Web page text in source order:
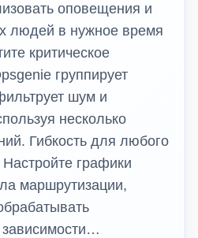
оповещения и
людей в нужное время
критическое
группирует
шум и
несколько
Гибкость для любого
графики
маршрутизации,